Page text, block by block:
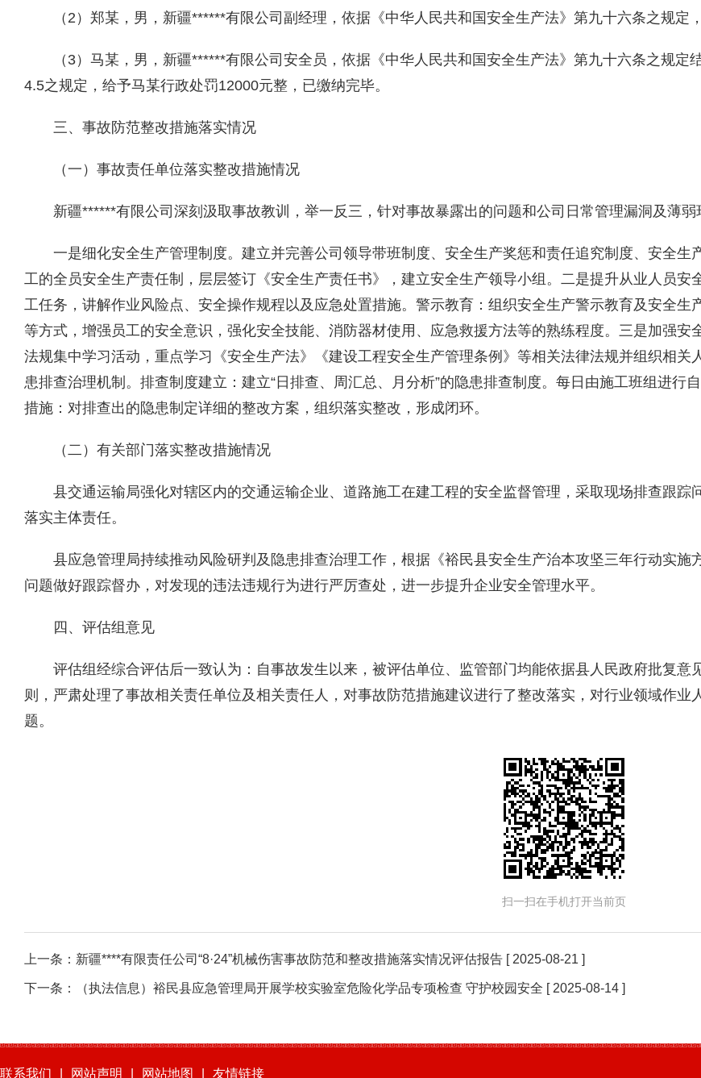
（ 2 ） 郑某 ，男，新疆******有限公司副经理 ，依据《中华人民共和国安全生产法》第九十六条之规定
（ 3） 马某 ，男，新疆******有限公司安全员 ，依据《中华人民共和国安全生产法》第九十六条之规
4.5之规定，给予马某行政处罚12000元整，已缴纳完毕。
三、事故防范整改措施落实情况
（一）事故责任单位落实整改措施情况
新疆******有限公司深刻汲取事故教训，举一反三，针对事故暴露出的问题和公司日常管理漏洞及薄弱
一是细化安全生产管理制度。 建立并完善公司领导带班制度、安全生产奖惩和责任追究制度、安全
工的全员安全生产责任制，层层签订《安全生产责任书》，建立安全生产领导小组。 二是提升从业人员安
工任务，讲解作业风险点、安全操作规程以及应急处置措施。警示教育：组织安全生产警示教育及安全
等方式，增强员工的安全意识，强化安全技能、消防器材使用、应急救援方法等的熟练程度。 三是加强安
法规集中学习活动，重点学习《安全生产法》《建设工程安全生产管理条例》等相关法律法规并组织相关
患排查治理机制 。 排查制度建立：建立“日排查、周汇总、月分析”的隐患排查制度。每日由施工班组进
措施：对排查出的隐患制定详细的整改方案，组织落实整改，形成闭环。
（二）有关部门落实整改措施情况
县交通运输局强化对辖区内的交通运输企业、道路施工在建工程的安全监督管理，采取现场排查跟
落实主体责任。
县应急管理局持续推动风险研判及隐患排查治理工作，根据 《裕民县安全生产治本攻坚三年行动实施
问题做好跟踪督办，对发现的违法违规行为进行严厉查处，进一步提升企业安全管理水平。
四 、评估组意见
评估组经综合评估后一致认为：自事故发生以来，被评估单位、监管部门均能依据县人民政府批复意
则，严肃处理了事故相关责任单位及相关责任人，对事故防范措施建议进行了整改落实，对行业领域作
题。
扫一扫在手机打开当前页
上一条： 新疆****有限责任公司“8·24”机械伤害事故防范和整改措施落实情况评估报告 [ 2025-08-21 ]
下一条： （执法信息）裕民县应急管理局开展学校实验室危险化学品专项检查 守护校园安全 [ 2025-08-14 ]
联系我们 网站声明 网站地图 友情链接